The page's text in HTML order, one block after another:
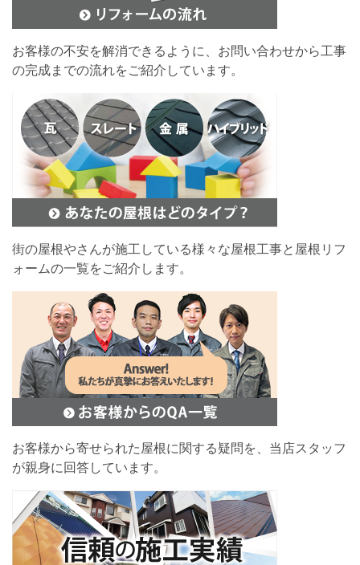
お客様の不安を解消できるように、お問い合わせから工事
の完成までの流れをご紹介しています。
街の屋根やさんが施工している様々な屋根工事と屋根リフ
ォームの一覧をご紹介します。
お客様から寄せられた屋根に関する疑問を、当店スタッフ
が親身に回答しています。